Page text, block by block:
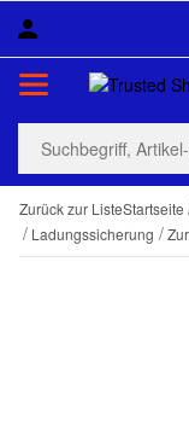
Zurück zur ListeStartseite
Ladungssicherung